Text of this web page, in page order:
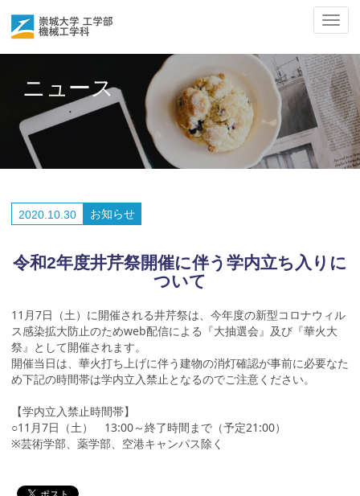
ナ
ビ
ゲ
ー
シ
ョ
ン
の
切
替
ニュース
2020. 10.30 お知らせ
令和2年度井芹祭開催に伴う学内立ち入りに
ついて
11月7日（土）に開催される井芹祭は、今年度の新型コロナウィル
ス感染拡大防止のためweb配信による『大抽選会』及び『華火大
祭』として開催されます。
開催当日は、華火打ち上げに伴う建物の消灯確認が事前に必要なた
め下記の時間帯は学内立入禁止となるのでご注意ください。
【学内立入禁止時間帯】
○11月7日（土） 13:00～終了時間まで（予定21:00）
※芸術学部、薬学部、空港キャンパス除く